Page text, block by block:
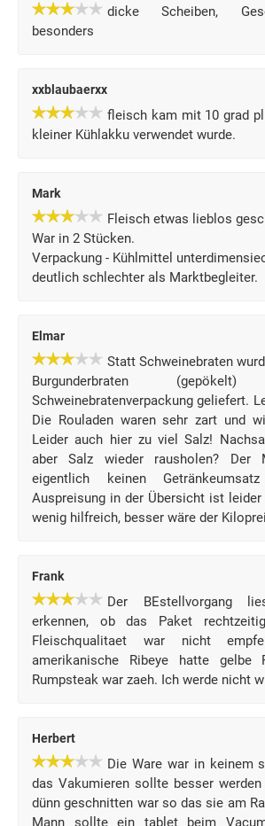
dicke Scheiben,
besonders
xxblaubaerxx
fleisch kam mit 10 grad
kleiner Kühlakku verwendet wurde.
Mark
Fleisch etwas lieblos
War in 2 Stücken.
Verpackung - Kühlmittel
deutlich schlechter als Marktbegleiter.
Elmar
Statt Schweinebraten
Burgunderbraten
Schweinebratenverpackung geliefert.
Die Rouladen waren sehr zart und
Leider auch hier zu viel Salz!
aber Salz wieder rausholen? Der
eigentlich keinen
Auspreisung in der Übersicht ist leider
wenig hilfreich, besser wäre der
Frank
Der BEstellvorgang
erkennen, ob das Paket
Fleischqualitaet war nicht
amerikanische Ribeye hatte gelbe
Rumpsteak war zaeh. Ich werde nicht
Herbert
Die Ware war in keinem
das Vakumieren sollte besser
dünn geschnitten war so das sie am
Mann sollte ein tablet beim